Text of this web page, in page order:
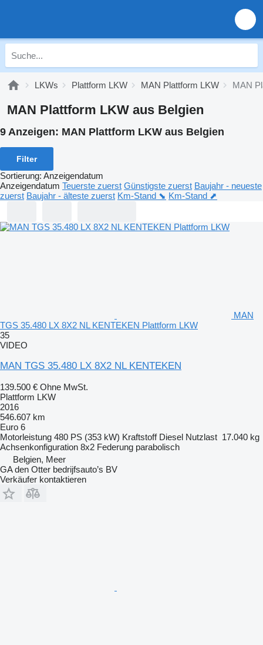
LKWs Plattform LKW MAN Plattform LKW MAN
MAN Plattform LKW aus Belgien
9 Anzeigen: MAN Plattform LKW aus Belgien
Filter
Sortierung: Anzeigendatum
Anzeigendatum Teuerste zuerst Günstigste zuerst Baujahr - neueste
zuerst Baujahr - älteste zuerst Km-Stand ⬊ Km-Stand ⬈
MAN
TGS 35.480 LX 8X2 NL KENTEKEN Plattform LKW
35
VIDEO
MAN TGS 35.480 LX 8X2 NL KENTEKEN
139.500 € Ohne MwSt.
Plattform LKW
2016
546.607 km
Euro 6
Motorleistung 480 PS (353 kW) Kraftstoff Diesel Nutzlast 17.040 kg
Achsenkonfiguration 8x2 Federung parabolisch
Belgien, Meer
GA den Otter bedrijfsauto’s BV
Verkäufer kontaktieren